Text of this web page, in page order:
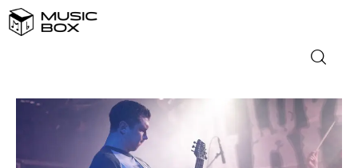
NASLOVNICA
DOMAĆA GLAZBA